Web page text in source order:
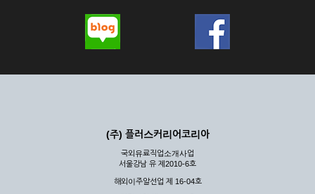
(주) 플러스커리어코리아
국외유료직업소개사업
서울강남 유 제2010-6호
해외이주알선업 제 16-04호